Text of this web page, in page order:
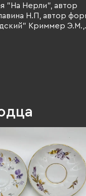
"На Нерли", автор
Н.П, автор
Криммер Э.М.,
деколь,